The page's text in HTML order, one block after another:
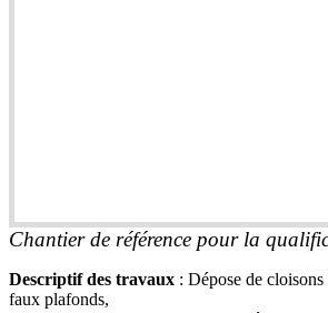
Chantier de référence pour la
Descriptif des travaux : Dépose de
faux plafonds,